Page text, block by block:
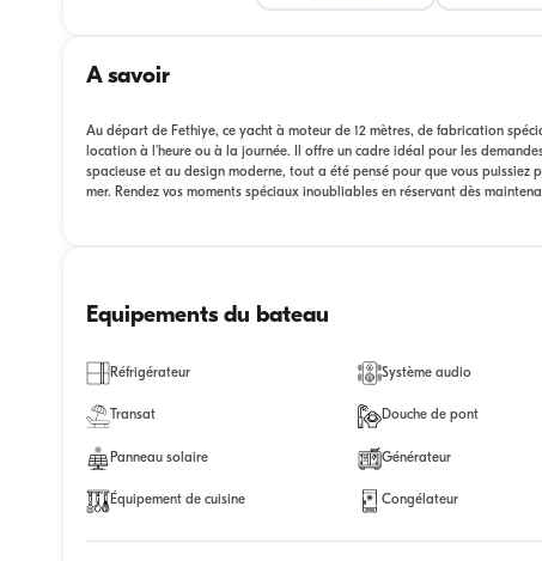
A savoir
Au départ de Fethiye, ce yacht à moteur de 12 mètres, de fabrication
location à l'heure ou à la journée. Il offre un cadre idéal pour les
spacieuse et au design moderne, tout a été pensé pour que vous
mer. Rendez vos moments spéciaux inoubliables en réservant dès
Equipements du bateau
Réfrigérateur Système audio
Transat Douche de pont
Panneau solaire Générateur
Équipement de cuisine Congélateur